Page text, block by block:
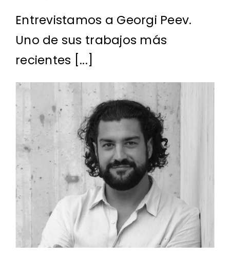
About us
Entrevistamos a Georgi Peev.
Uno de sus trabajos más
recientes [...]
View
Larger
Image